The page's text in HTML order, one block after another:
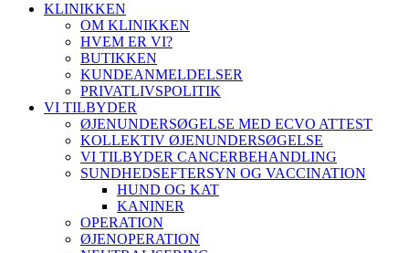
KLINIKKEN
OM KLINIKKEN
HVEM ER VI?
BUTIKKEN
KUNDEANMELDELSER
PRIVATLIVSPOLITIK
VI TILBYDER
ØJENUNDERSØGELSE MED ECVO ATTEST
KOLLEKTIV ØJENUNDERSØGELSE
VI TILBYDER CANCERBEHANDLING
SUNDHEDSEFTERSYN OG VACCINATION
HUND OG KAT
KANINER
OPERATION
ØJENOPERATION